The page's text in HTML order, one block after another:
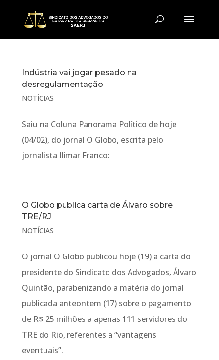
Indústria vai jogar pesado na
desregulamentação
NOTÍCIAS
Saiu na Coluna Panorama Político de hoje
(04/02), do jornal O Globo, escrita pelo
jornalista Ilimar Franco:
O Globo publica carta de Álvaro sobre
TRE/RJ
NOTÍCIAS
O jornal O Globo publicou hoje (19) a carta do
presidente do Sindicato dos Advogados, Álvaro
Quintão, parabenizando a matéria do jornal
publicada anteontem (17) sobre o pagamento
de R$ 25 milhões a apenas 111 servidores do
TRE do Rio, referentes a “vantagens
eventuais”.